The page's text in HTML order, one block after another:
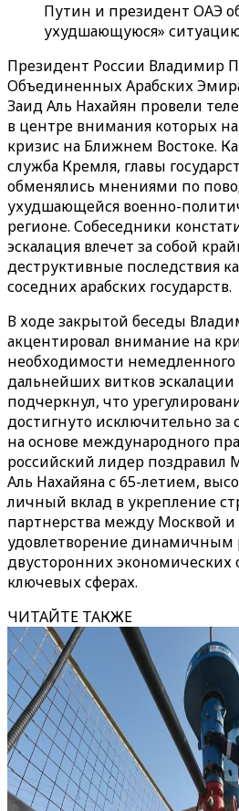
Путин и президент ОАЭ
ухудшающуюся»
Президент России Владимир
Объединенных Арабских
Заид Аль Нахайян провели
в центре внимания которых
кризис на Ближнем Востоке.
служба Кремля, главы
обменялись мнениями по
ухудшающейся военно-
регионе. Собеседники
эскалация влечет за собой
деструктивные последствия
соседних арабских государств.
В ходе закрытой беседы
акцентировал внимание на
необходимости
дальнейших витков
подчеркнул, что
достигнуто исключительно за
на основе международного
российский лидер поздравил
Аль Нахайяна с 65-летием,
личный вклад в укрепление
партнерства между Москвой
удовлетворение динамичным
двусторонних экономических
ключевых сферах.
ЧИТАЙТЕ ТАКЖЕ